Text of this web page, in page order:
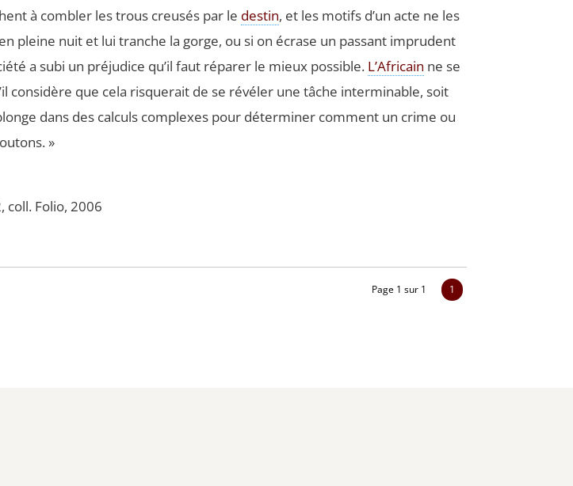
à com­bler les trous creu­sés par le des­tin, et les motifs d’un acte ne les
pleine nuit et lui tranche la gorge, ou si on écrase un pas­sant impru­dent
a subi un pré­ju­dice qu’il faut répa­rer le mieux pos­sible. L’Africain ne se
consi­dère que cela ris­que­rait de se révé­ler une tâche inter­mi­nable, soit
dans des cal­culs com­plexes pour déter­mi­ner com­ment un crime ou
»
coll. Folio, 2006
Page 1 sur 1 1